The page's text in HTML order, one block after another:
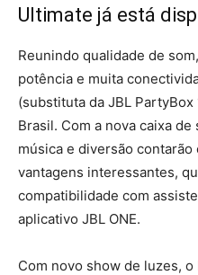
Ultimate já está
Reunindo qualidade de
potência e muita
(substituta da JBL
Brasil. Com a nova caixa
música e diversão
vantagens interessantes,
compatibilidade com
aplicativo JBL ONE.
Com novo show de luzes,